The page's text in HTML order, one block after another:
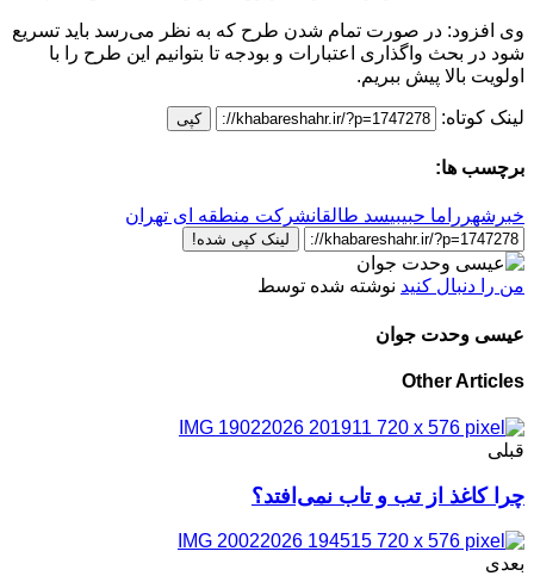
وی افزود: در صورت تمام شدن طرح که به نظر می‌رسد باید تسریع
شود در بحث واگذاری اعتبارات و بودجه تا بتوانیم این طرح را با
اولویت بالا پیش ببریم.
لینک کوتاه: کپی
برچسب ها:
خبرشهر راما حبیبیسد طالقانشرکت منطقه ای تهران
لینک کپی شده!
من را دنبال کنید نوشته شده توسط
عیسی وحدت جوان
Other Articles
قبلی
چرا کاغذ از تب و تاب نمی‌افتد؟
بعدی